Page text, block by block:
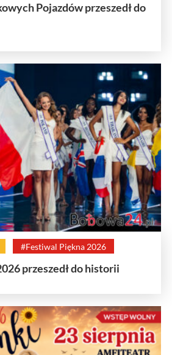
Pojazdów przeszedł do
#Festiwal Piękna 2026
przeszedł do historii